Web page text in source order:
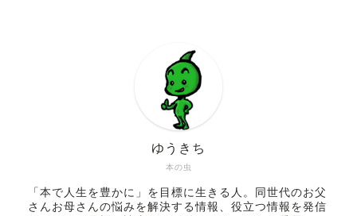
本の虫
ゆうきち
「本で人生を豊かに」を目標に生きる人。同世代のお父
さんお母さんの悩みを解決する情報、役立つ情報を発信